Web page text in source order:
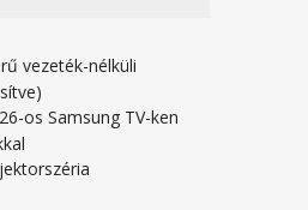
vezeték-nélküli
os Samsung TV-ken